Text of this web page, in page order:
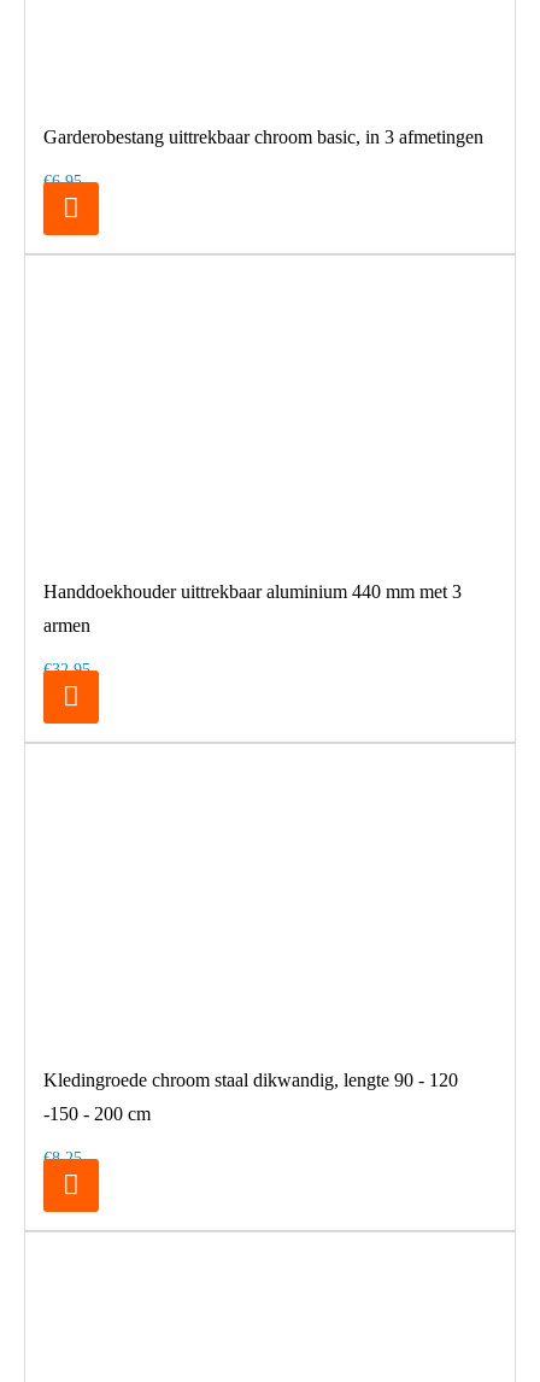
Garderobestang uittrekbaar chroom basic, in 3 afmetingen
€6,95
Handdoekhouder uittrekbaar aluminium 440 mm met 3
armen
€32,95
Kledingroede chroom staal dikwandig, lengte 90 - 120
-150 - 200 cm
€8,25